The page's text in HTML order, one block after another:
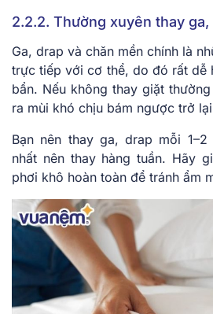
2.2.2. Thường xuyên thay ga,
Ga, drap và chăn mền chính là
trực tiếp với cơ thể, do đó rất dễ
bẩn. Nếu không thay giặt
ra mùi khó chịu bám ngược trở
Bạn nên thay ga, drap mỗi
nhất nên thay hàng tuần. Hãy
phơi khô hoàn toàn để tránh ẩm